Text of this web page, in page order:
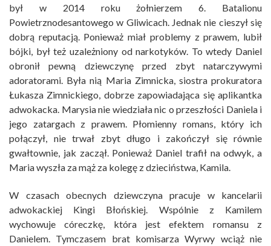
był w 2014 roku żołnierzem 6. Batalionu
Powietrznodesantowego w Gliwicach. Jednak nie cieszył się
dobrą reputacją. Ponieważ miał problemy z prawem, lubił
bójki, był też uzależniony od narkotyków. To wtedy Daniel
obronił pewną dziewczynę przed zbyt natarczywymi
adoratorami. Była nią Maria Zimnicka, siostra prokuratora
Łukasza Zimnickiego, dobrze zapowiadająca się aplikantka
adwokacka. Marysia nie wiedziała nic o przeszłości Daniela i
jego zatargach z prawem. Płomienny romans, który ich
połączył, nie trwał zbyt długo i zakończył się równie
gwałtownie, jak zaczął. Ponieważ Daniel trafił na odwyk, a
Maria wyszła za mąż za kolegę z dzieciństwa, Kamila.
W czasach obecnych dziewczyna pracuje w kancelarii
adwokackiej Kingi Błońskiej. Wspólnie z Kamilem
wychowuje córeczkę, która jest efektem romansu z
Danielem. Tymczasem brat komisarza Wyrwy wciąż nie